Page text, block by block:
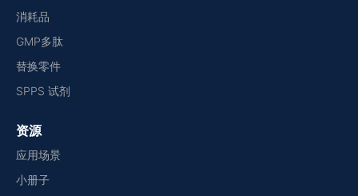
消耗品
GMP多肽
替换零件
SPPS 试剂
资源
应用场景
小册子